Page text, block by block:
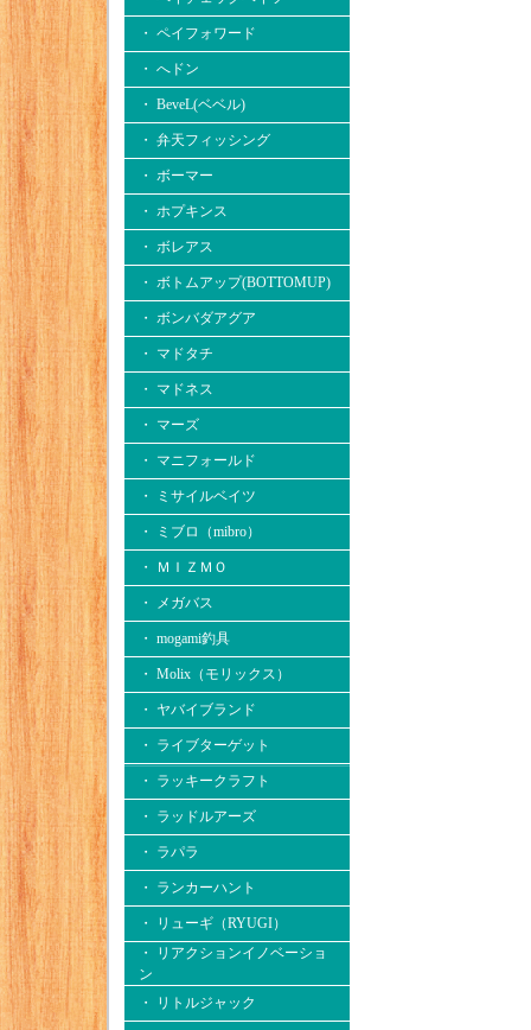
・ ペイフォワード
・ へドン
・ BeveL(ベベル)
・ 弁天フィッシング
・ ボーマー
・ ホプキンス
・ ボレアス
・ ボトムアップ(BOTTOMUP)
・ ボンバダアグア
・ マドタチ
・ マドネス
・ マーズ
・ マニフォールド
・ ミサイルベイツ
・ ミブロ（mibro）
・ ＭＩＺＭＯ
・ メガバス
・ mogami釣具
・ Molix（モリックス）
・ ヤバイブランド
・ ライブターゲット
・ ラッキークラフト
・ ラッドルアーズ
・ ラパラ
・ ランカーハント
・ リューギ（RYUGI）
・ リアクションイノベーショ
ン
・ リトルジャック